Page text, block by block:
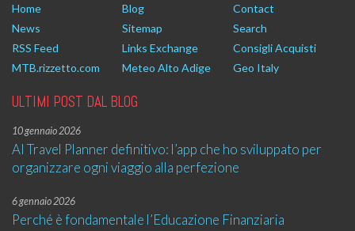
Home Blog
Contact
News
Sitemap
Search
RSS Feed
Links Exchange
Consigli Acquisti
MTB.rizzetto.com
Meteo Alto Adige Geo Italy
ULTIMI POST DAL BLOG
10 gennaio 2026
AI Travel Planner definitivo: l’app che ho sviluppato per
organizzare ogni viaggio alla perfezione
6 gennaio 2026
Perché è fondamentale l’Educazione Finanziaria